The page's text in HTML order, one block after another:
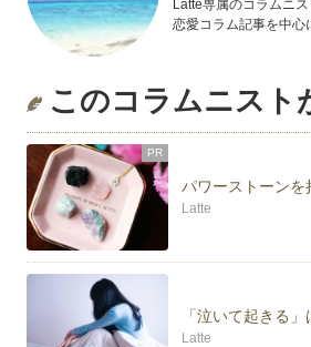
Latte専属のコラムニス
恋愛コラム記事を中心
このコラムニスト
PR
パワーストーンを
Latte
「泣いて起きる
Latte